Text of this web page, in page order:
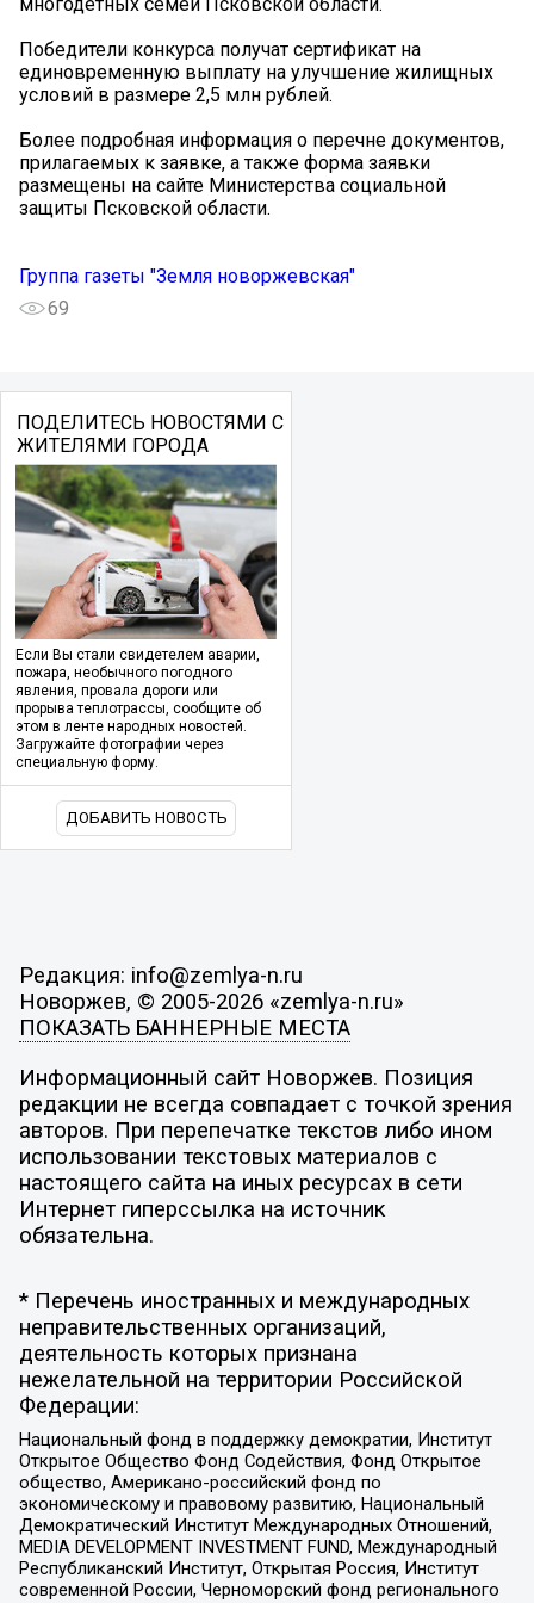
Победители конкурса получат сертификат на
единовременную выплату на улучшение жилищных
условий в размере 2,5 млн рублей.
Более подробная информация о перечне документов,
прилагаемых к заявке, а также форма заявки
размещены на сайте Министерства социальной
защиты Псковской области.
Группа газеты "Земля новоржевская"
69
ПОДЕЛИТЕСЬ НОВОСТЯМИ С
ЖИТЕЛЯМИ ГОРОДА
Если Вы стали свидетелем аварии,
пожара, необычного погодного
явления, провала дороги или
прорыва теплотрассы, сообщите об
этом в ленте народных новостей.
Загружайте фотографии через
специальную форму.
ДОБАВИТЬ НОВОСТЬ
Редакция: info@zemlya-n.ru
Новоржев, © 2005-2026 «zemlya-n.ru»
ПОКАЗАТЬ БАННЕРНЫЕ МЕСТА
Информационный сайт Новоржев. Позиция
редакции не всегда совпадает с точкой зрения
авторов. При перепечатке текстов либо ином
использовании текстовых материалов с
настоящего сайта на иных ресурсах в сети
Интернет гиперссылка на источник
обязательна.
* Перечень иностранных и международных
неправительственных организаций,
деятельность которых признана
нежелательной на территории Российской
Федерации:
Национальный фонд в поддержку демократии, Институт
Открытое Общество Фонд Содействия, Фонд Открытое
общество, Американо-российский фонд по
экономическому и правовому развитию, Национальный
Демократический Институт Международных Отношений,
MEDIA DEVELOPMENT INVESTMENT FUND, Международный
Республиканский Институт, Открытая Россия, Институт
современной России, Черноморский фонд регионального